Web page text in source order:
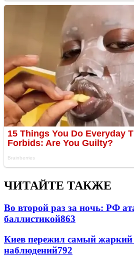
ЧИТАЙТЕ ТАКЖЕ
Во второй раз за ночь: РФ
баллистикой863
Киев пережил самый жаркий
наблюдений792